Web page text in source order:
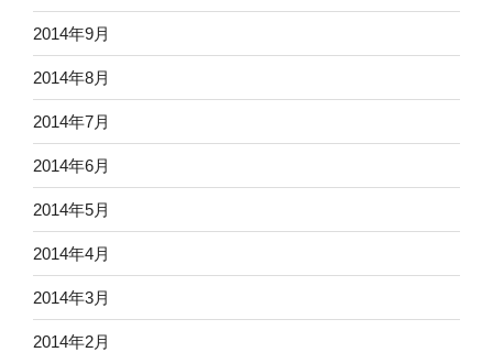
2014年9月
2014年8月
2014年7月
2014年6月
2014年5月
2014年4月
2014年3月
2014年2月